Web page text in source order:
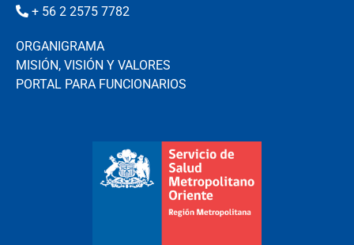
+ 56 2 2575 7782
ORGANIGRAMA
MISIÓN, VISIÓN Y VALORES
PORTAL PARA FUNCIONARIOS